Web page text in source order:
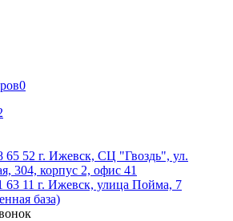
0
65 52 г. Ижевск, СЦ "Гвоздь", ул.
304, корпус 2, офис 41
63 11 г. Ижевск, улица Пойма, 7
база)